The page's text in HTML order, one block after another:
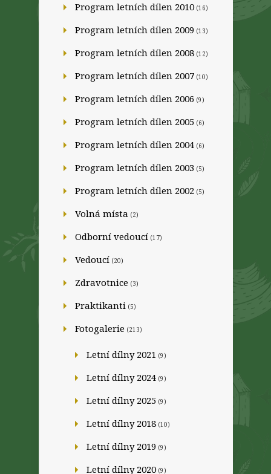
Program letních dílen 2010 (16)
Program letních dílen 2009 (13)
Program letních dílen 2008 (12)
Program letních dílen 2007 (10)
Program letních dílen 2006 (9)
Program letních dílen 2005 (6)
Program letních dílen 2004 (6)
Program letních dílen 2003 (5)
Program letních dílen 2002 (5)
Volná místa (2)
Odborní vedoucí (17)
Vedoucí (20)
Zdravotnice (3)
Praktikanti (5)
Fotogalerie (213)
Letní dílny 2021 (9)
Letní dílny 2024 (9)
Letní dílny 2025 (9)
Letní dílny 2018 (10)
Letní dílny 2019 (9)
Letní dílny 2020 (9)